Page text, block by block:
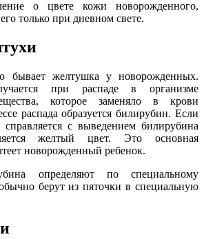
о цвете кожи новорожденного,
только при дневном свете.
бывает желтушка у новорожденных.
при распаде в организме
которое заменяло в крови
распада образуется билирубин. Если
с выведением билирубина
желтый цвет. Это основная
новорожденный ребенок.
определяют по специальному
берут из пяточки в специальную